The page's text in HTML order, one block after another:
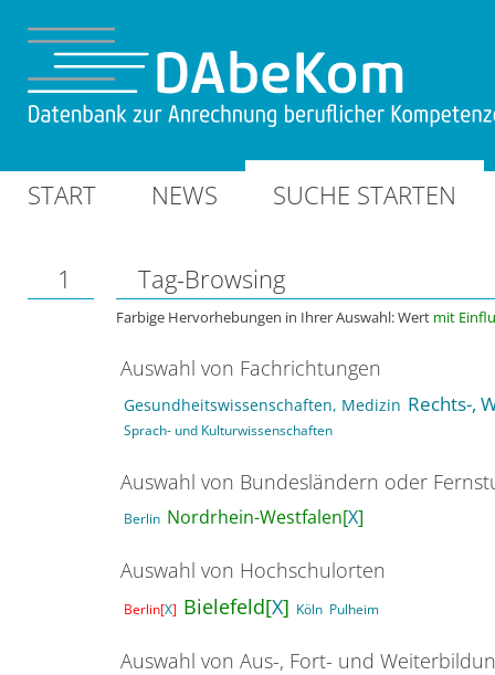
START NEWS SUCHE STARTEN
1 Tag-Browsing
Farbige Hervorhebungen in Ihrer Auswahl: Wert mit
Auswahl von Fachrichtungen
Gesundheitswissenschaften, Medizin Rechts-,
Sprach- und Kulturwissenschaften
Auswahl von Bundesländern oder
Berlin Nordrhein-Westfalen[X]
Auswahl von Hochschulorten
Berlin[X] Bielefeld[X] Köln Pulheim
Auswahl von Aus-, Fort- und